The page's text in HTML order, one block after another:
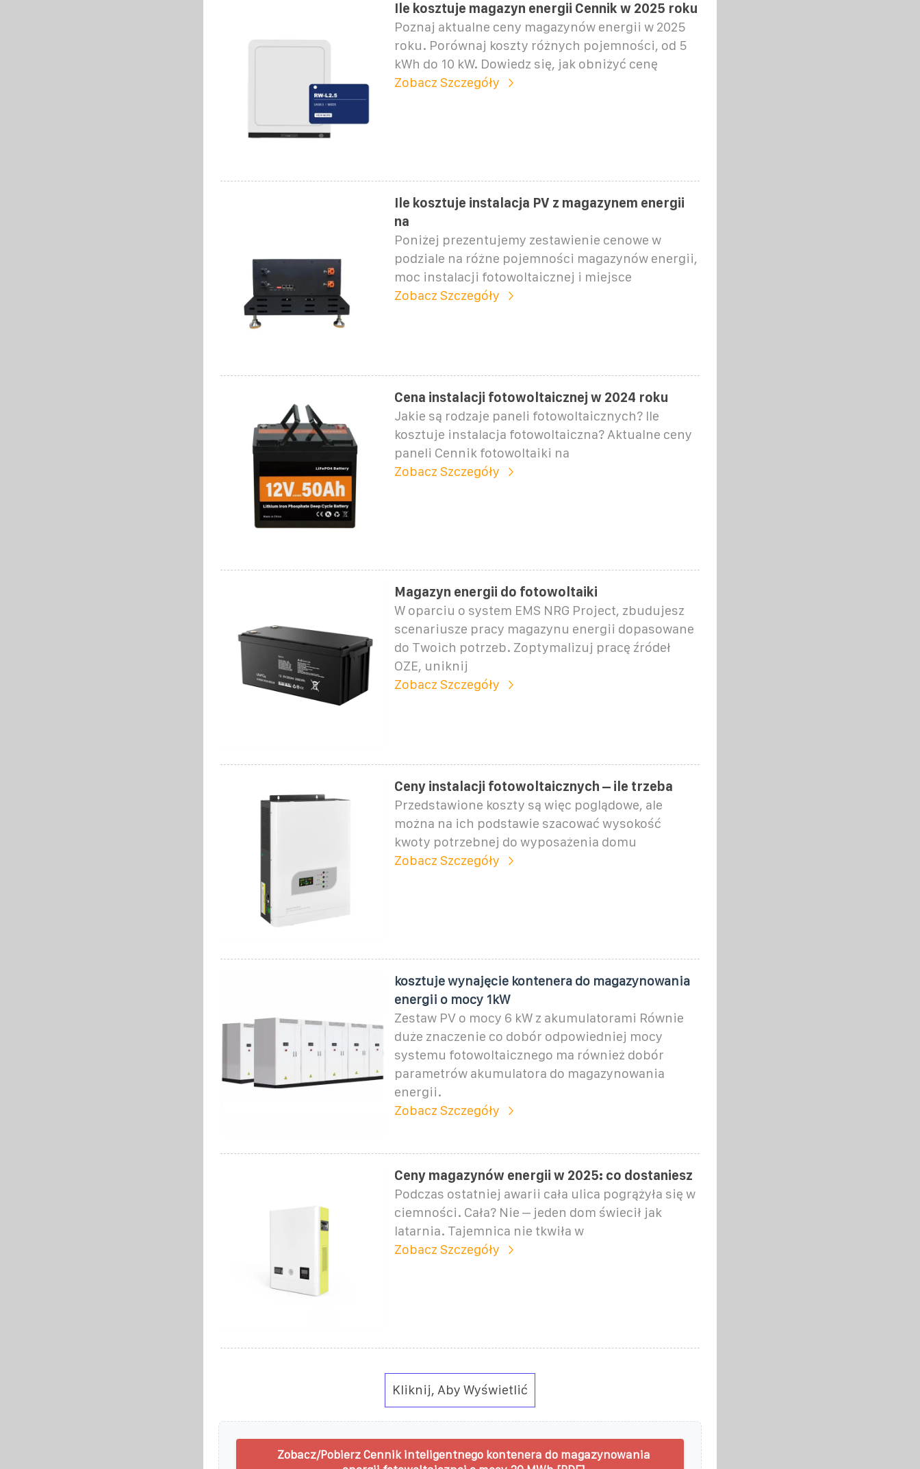
Ile kosztuje magazyn energii Cennik w 2025 roku
Poznaj aktualne ceny magazynów energii w 2025
roku. Porównaj koszty różnych pojemności, od 5
kWh do 10 kW. Dowiedz się, jak obniżyć cenę
Zobacz Szczegóły
Ile kosztuje instalacja PV z magazynem energii
na
Poniżej prezentujemy zestawienie cenowe w
podziale na różne pojemności magazynów energii,
moc instalacji fotowoltaicznej i miejsce
Zobacz Szczegóły
Cena instalacji fotowoltaicznej w 2024 roku
Jakie są rodzaje paneli fotowoltaicznych? Ile
kosztuje instalacja fotowoltaiczna? Aktualne ceny
paneli Cennik fotowoltaiki na
Zobacz Szczegóły
Magazyn energii do fotowoltaiki
W oparciu o system EMS NRG Project, zbudujesz
scenariusze pracy magazynu energii dopasowane
do Twoich potrzeb. Zoptymalizuj pracę źródeł
OZE, uniknij
Zobacz Szczegóły
Ceny instalacji fotowoltaicznych – ile trzeba
Przedstawione koszty są więc poglądowe, ale
można na ich podstawie szacować wysokość
kwoty potrzebnej do wyposażenia domu
Zobacz Szczegóły
kosztuje wynajęcie kontenera do magazynowania
energii o mocy 1kW
Zestaw PV o mocy 6 kW z akumulatorami Równie
duże znaczenie co dobór odpowiedniej mocy
systemu fotowoltaicznego ma również dobór
parametrów akumulatora do magazynowania
energii.
Zobacz Szczegóły
Ceny magazynów energii w 2025: co dostaniesz
Podczas ostatniej awarii cała ulica pogrążyła się w
ciemności. Cała? Nie – jeden dom świecił jak
latarnia. Tajemnica nie tkwiła w
Zobacz Szczegóły
Kliknij, Aby Wyświetlić
Zobacz/Pobierz Cennik inteligentnego kontenera do magazynowania